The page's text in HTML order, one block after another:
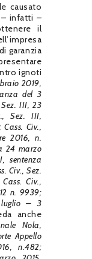
causato
infatti –
il
garanzia
ignoti
2019,
del 3
Sez. III, 23
Sez. III,
Cass. Civ.,
2016, n.
24 marzo
sentenza
Civ., Sez.
Civ.,
n. 9939;
luglio – 3
anche
Nola,
Appello
n.482;